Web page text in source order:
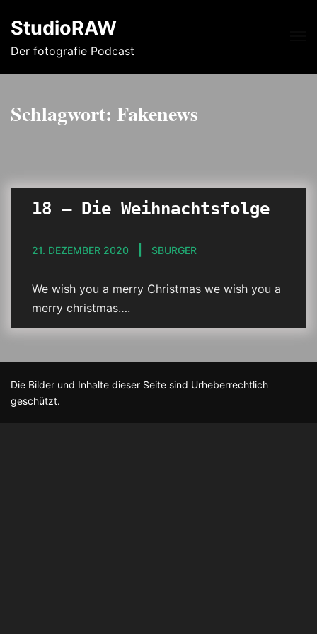
StudioRAW
Der fotografie Podcast
Schlagwort: Fakenews
18 – Die Weihnachtsfolge
21. DEZEMBER 2020 SBURGER
We wish you a merry Christmas we wish you a
merry christmas….
Die Bilder und Inhalte dieser Seite sind Urheberrechtlich
geschützt.